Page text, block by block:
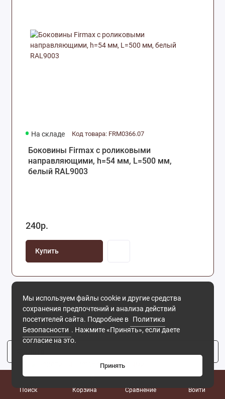
Поиск Корзина
0
Сравнение
Войти
На складе Код товара: FRM0366.07
Боковины Firmax с роликовыми
направляющими, h=54 мм, L=500 мм,
белый RAL9003
240р.
Купить
Мы используем файлы cookie и другие средства
сохранения предпочтений и анализа действий
посетителей сайта. Подробнее в Политика
Безопасности . Нажмите «Принять», если даете
согласие на это.
Принять